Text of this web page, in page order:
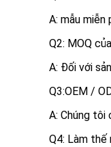
A: mẫu
Q2: MOQ
A: Đối với
Q3:OEM /
A: Chúng
Q4: Làm thế